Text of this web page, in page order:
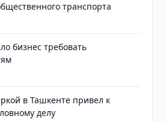
транспорта
бизнес требовать
в Ташкенте привел к
делу